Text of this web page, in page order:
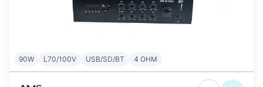
90W L70/100V USB/SD/BT 4 OHM